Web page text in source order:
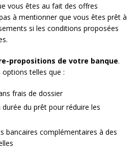
vous êtes au fait des offres
à mentionner que vous êtes prêt à
si les conditions proposées
propositions de votre banque.
options telles que :
frais de dossier
du prêt pour réduire les
bancaires complémentaires à des